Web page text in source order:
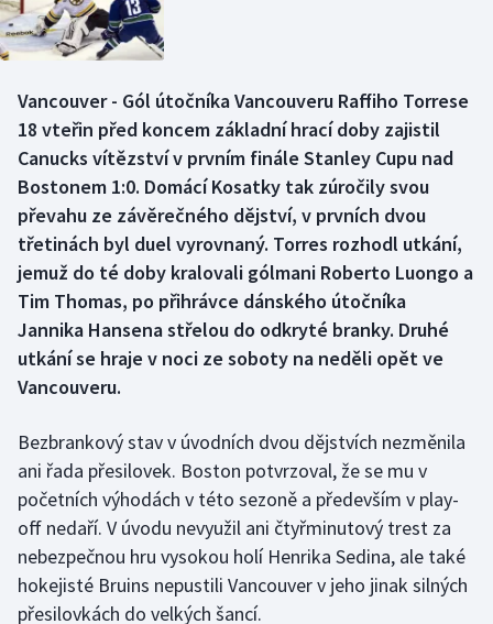
Boby a skeleton
Curling
Dostihy
Florbal
Futsal
Golf
Gymnastika
Házená
Jezdectví
Judo
Krasobruslení
AZ kvíz
Vancouver - Gól útočníka Vancouveru Raffiho Torrese
18 vteřin před koncem základní hrací doby zajistil
Canucks vítězství v prvním finále Stanley Cupu nad
Bostonem 1:0. Domácí Kosatky tak zúročily svou
převahu ze závěrečného dějství, v prvních dvou
třetinách byl duel vyrovnaný. Torres rozhodl utkání,
jemuž do té doby kralovali gólmani Roberto Luongo a
Tim Thomas, po přihrávce dánského útočníka
Jannika Hansena střelou do odkryté branky. Druhé
utkání se hraje v noci ze soboty na neděli opět ve
Vancouveru.
Bezbrankový stav v úvodních dvou dějstvích nezměnila
ani řada přesilovek. Boston potvrzoval, že se mu v
početních výhodách v této sezoně a především v play-
off nedaří. V úvodu nevyužil ani čtyřminutový trest za
nebezpečnou hru vysokou holí Henrika Sedina, ale také
hokejisté Bruins nepustili Vancouver v jeho jinak silných
přesilovkách do velkých šancí.